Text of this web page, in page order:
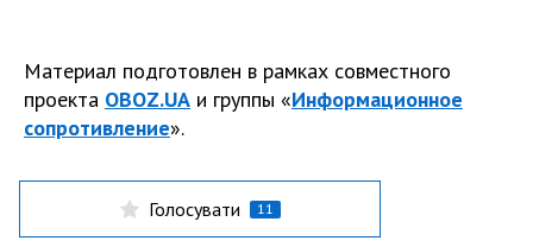
Материал подготовлен в рамках совместного
проекта OBOZ.UA и группы «Информационное
сопротивление».
Голосувати 11